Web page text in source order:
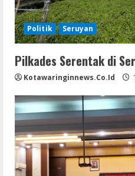
Politik Seruyan
Pilkades Serentak di
Kotawaringinnews.co.id